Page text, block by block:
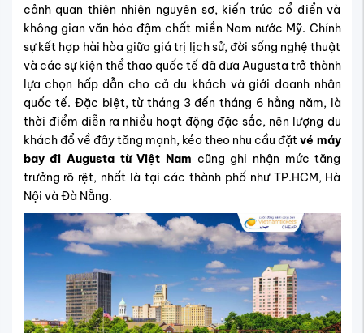
cảnh quan thiên nhiên nguyên sơ, kiến trúc cổ điển và
không gian văn hóa đậm chất miền Nam nước Mỹ. Chính
sự kết hợp hài hòa giữa giá trị lịch sử, đời sống nghệ thuật
và các sự kiện thể thao quốc tế đã đưa Augusta trở thành
lựa chọn hấp dẫn cho cả du khách và giới doanh nhân
quốc tế. Đặc biệt, từ tháng 3 đến tháng 6 hằng năm, là
thời điểm diễn ra nhiều hoạt động đặc sắc, nên lượng du
khách đổ về đây tăng mạnh, kéo theo nhu cầu đặtvé máy
bay đi Augusta từ Việt Nam cũng ghi nhận mức tăng
trưởng rõ rệt, nhất là tại các thành phố như TP.HCM, Hà
Nội và Đà Nẵng.